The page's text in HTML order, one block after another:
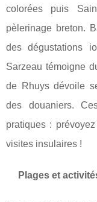
colorées puis
pèlerinage breton.
des dégustations
Sarzeau témoigne
de Rhuys dévoile
des douaniers.
pratiques :
visites insulaires !
Plages et